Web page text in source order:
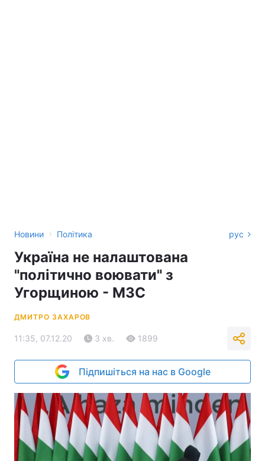
Новини › Політика рус
Україна не налаштована
"політично воювати" з
Угорщиною - МЗС
ДМИТРО ЗАХАРОВ
11:35, 07.12.20 3 хв. 1899
Підпишіться на нас в Google